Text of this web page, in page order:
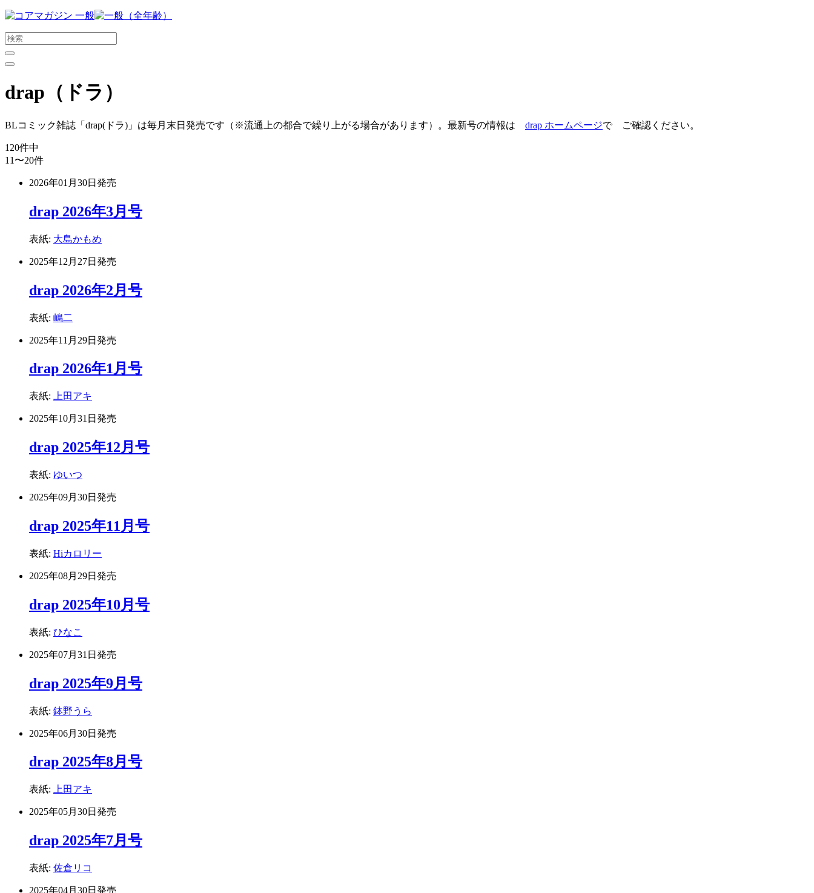
メ
ン
コ
ン
ン
ス
キ
ッ
drap（ドラ）
BLコミック雑誌「drap(ドラ)」は毎月末日発売です（※流通上の都合で繰り上がる場合があります）。最新号の情報は drap ホームページで ご確認ください。
120件中
11〜20件
2026年01月30日 発売
drap 2026年3月号
表紙: 大島かもめ
2025年12月27日 発売
drap 2026年2月号
表紙: 嶋二
2025年11月29日 発売
drap 2026年1月号
表紙: 上田アキ
2025年10月31日 発売
drap 2025年12月号
表紙: ゆいつ
2025年09月30日 発売
drap 2025年11月号
表紙: Hiカロリー
2025年08月29日 発売
drap 2025年10月号
表紙: ひなこ
2025年07月31日 発売
drap 2025年9月号
表紙: 鉢野うら
2025年06月30日 発売
drap 2025年8月号
表紙: 上田アキ
2025年05月30日 発売
drap 2025年7月号
表紙: 佐倉リコ
2025年04月30日 発売